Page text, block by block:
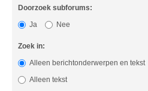
Doorzoek subforums:
Ja
Nee
Zoek in:
Alleen berichtonderwerpen en tekst
Alleen tekst